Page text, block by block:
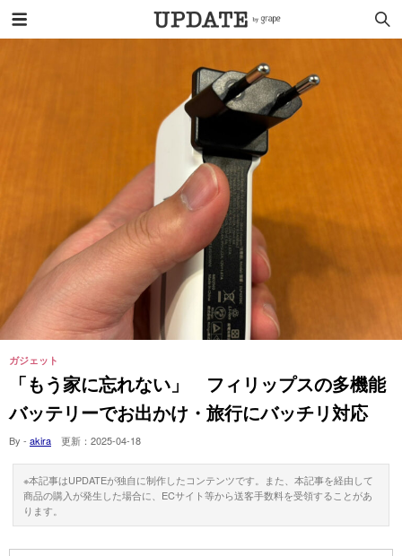
ガジェット
「もう家に忘れない」 フィリップスの多機能
バッテリーでお出かけ・旅行にバッチリ対応
By - akira 更新： 2025-04-18
※本記事はUPDATEが独自に制作したコンテンツです。また、本記事を経由して
商品の購入が発生した場合に、ECサイト等から送客手数料を受領することがあ
ります。